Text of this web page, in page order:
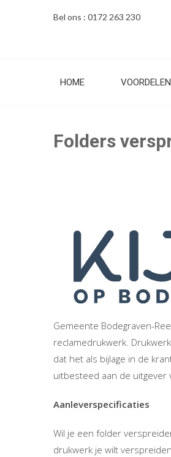
Bel ons : 0172 263 230
HOME VOORDELEN
Folders
Gemeente Bodegraven-
reclamedrukwerk.
dat het als bijlage in de
uitbesteed aan de uitgever
Aanleverspecificaties
Wil je een folder
drukwerk je wilt